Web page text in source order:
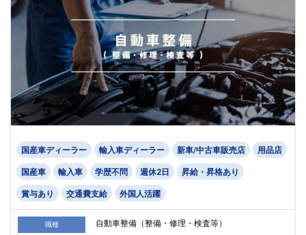
国産車ディーラー 輸入車ディーラー 新車/中古車販売店 用品店
国産車 輸入車 学歴不問 週休2日 昇給・昇格あり
賞与あり 交通費支給 外国人活躍
職種 自動車整備（整備・修理・検査等）